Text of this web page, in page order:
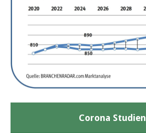
Corona Studien